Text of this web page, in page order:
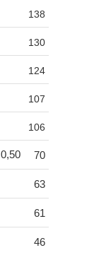
138
130
124
107
106
0,50 70
63
61
46